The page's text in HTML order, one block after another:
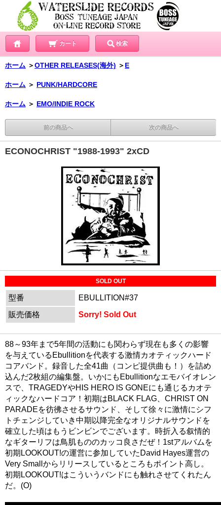
カート 検索
ホーム ＞OTHER RELEASES(海外) ＞ E
ホーム ＞ PUNK/HARDCORE
ホーム ＞ EMO/INDIE ROCK
前の商品へ 次の商品へ
ECONOCHRIST "1988-1993" 2xCD
SOLD OUT
型番
EBULLITION#37
販売価格
Sorry! Sold Out
88～93年まで5年間の活動にも関わらず現在も多くの影響
を与えているEbullitionを代表する激情カオティックハード
コアバンド。録音した全41曲（コンピ提供曲も！）を詰め
込んだ2枚組の編集盤。いかにもEbullitionなエモバイオレン
スで、TRAGEDYやHIS HERO IS GONEにも通じるカオテ
ィックなハードコア！初期はBLACK FLAG、CHRIST ON
PARADEを彷彿させるサウンド、そして徐々に激情にシフ
トチェンジしていき中期以降完全なオリジナルサウンドを
確立した頃はもうビンビンでございます。時折入る叙情的
なギターリフは鳥肌もののカッコ良さだぜ！1stアルバムを
初期LOOKOUT!の運営に参加していたDavid Hayes運営の
Very Smallからリリースしているところもポイント高し。
初期LOOKOUT!はこういうバンドにも触れさせてくれたん
だ。(O)